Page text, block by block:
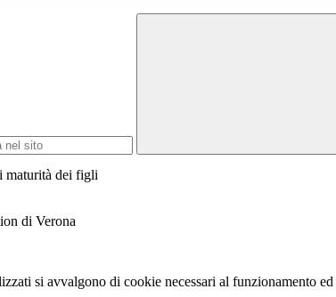
maturità dei figli
di Verona
si avvalgono di cookie necessari al funzionamento